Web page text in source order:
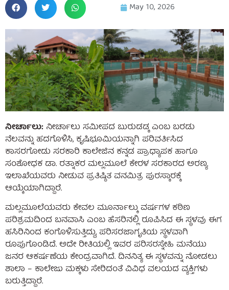
May 10, 2026
ನೀರ್ಚಾಲು: ನೀರ್ಚಾಲು ಸಮೀಪದ ಬುರುಡಡ್ಕ ಎಂಬ ಬರಡು
ನೆಲವನ್ನು ಹದಗೊಳಿಸಿ, ಕೃಷಿಭೂಮಿಯನ್ನಾಗಿ ಪರಿವರ್ತಿಸಿದ
ಕಾಸರಗೋಡು ಸರಕಾರಿ ಕಾಲೇಜಿನ ಕನ್ನಡ ಪ್ರಾಧ್ಯಾಪಕ ಹಾಗೂ
ಸಂಶೋಧಕ ಡಾ. ರತ್ನಾಕರ ಮಲ್ಲಮೂಲೆ ಕೇರಳ ಸರಕಾರದ ಅರಣ್ಯ
ಇಲಾಖೆಯವರು ನೀಡುವ ಪ್ರತಿಷ್ಠಿತ ವನಮಿತ್ರ ಪುರಸ್ಕಾರಕ್ಕೆ
ಆಯ್ಕೆಯಾಗಿದ್ದಾರೆ.
ಮಲ್ಲಮೂಲೆಯವರು ಕೇವಲ ಮೂರ್ನಾಲ್ಕು ವರ್ಷಗಳ ಕಠಿಣ
ಪರಿಶ್ರಮದಿಂದ ಬನವಾಸಿ ಎಂಬ ಹೆಸರಿನಲ್ಲಿ ರೂಪಿಸಿದ ಈ ಸ್ಥಳವು ಈಗ
ಹಸಿರಿನಿಂದ ಕಂಗೊಳಿಸುತ್ತಿದ್ದು, ಪರಿಸರಜಾಗೃತಿಯ ಸ್ಥಳವಾಗಿ
ರೂಪುಗೊಂಡಿದೆ. ಅದೇ ರೀತಿಯಲ್ಲಿ ಇವರ ಪರಿಸರಸ್ನೇಹಿ ಮನೆಯು
ಜನರ ಆಕರ್ಷಣೆಯ ಕೇಂದ್ರವಾಗಿದೆ. ದಿನನಿತ್ಯ ಈ ಸ್ಥಳವನ್ನು ನೋಡಲು
ಶಾಲಾ – ಕಾಲೇಜು ಮಕ್ಕಳು ಸೇರಿದಂತೆ ವಿವಿಧ ವಲಯದ ವ್ಯಕ್ತಿಗಳು
ಬರುತ್ತಿದ್ದಾರೆ.